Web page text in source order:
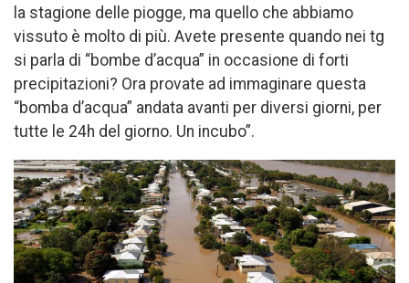
la stagione delle piogge, ma quello che abbiamo
vissuto è molto di più. Avete presente quando nei tg
si parla di “bombe d’acqua” in occasione di forti
precipitazioni? Ora provate ad immaginare questa
“bomba d’acqua” andata avanti per diversi giorni, per
tutte le 24h del giorno. Un incubo”.